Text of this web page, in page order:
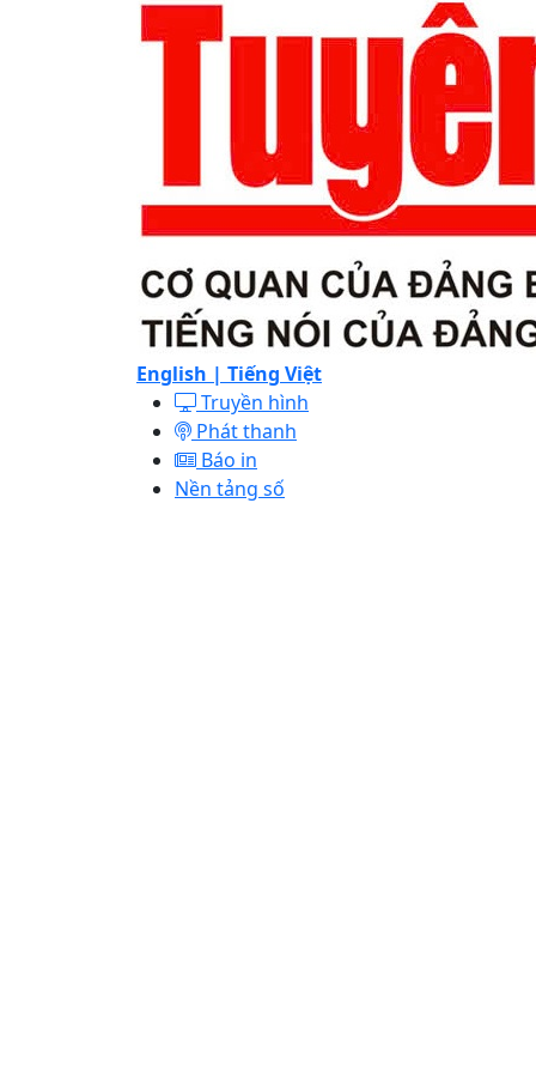
English | Tiếng Việt
Truyền hình
Phát thanh
Báo in
Nền tảng số